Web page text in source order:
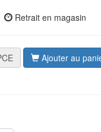
Retrait en magasin
Ajouter au